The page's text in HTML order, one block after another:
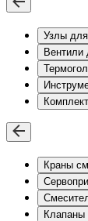
Узлы
Вентили
Краны
Клапаны